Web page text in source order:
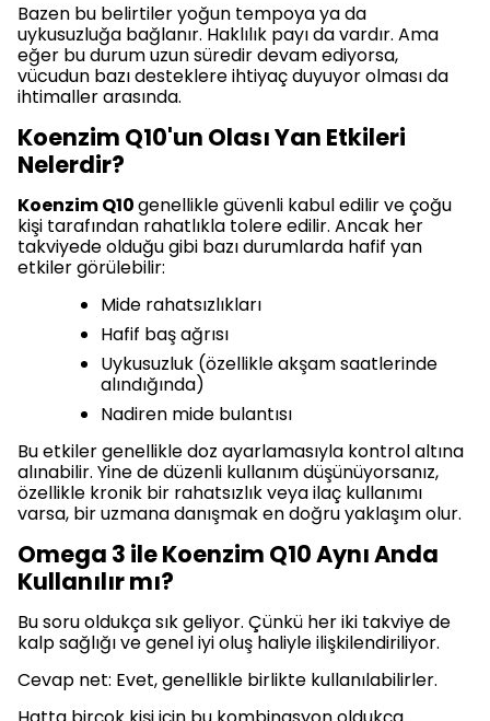
Bazen bu belirtiler yoğun tempoya ya da
uykusuzluğa bağlanır. Haklılık payı da vardır. Ama
eğer bu durum uzun süredir devam ediyorsa,
vücudun bazı desteklere ihtiyaç duyuyor olması da
ihtimaller arasında.
Koenzim Q10'un Olası Yan Etkileri
Nelerdir?
Koenzim Q10genellikle güvenli kabul edilir ve çoğu
kişi tarafından rahatlıkla tolere edilir. Ancak her
takviyede olduğu gibi bazı durumlarda hafif yan
etkiler görülebilir:
Mide rahatsızlıkları
Hafif baş ağrısı
Uykusuzluk (özellikle akşam saatlerinde
alındığında)
Nadiren mide bulantısı
Bu etkiler genellikle doz ayarlamasıyla kontrol altına
alınabilir. Yine de düzenli kullanım düşünüyorsanız,
özellikle kronik bir rahatsızlık veya ilaç kullanımı
varsa, bir uzmana danışmak en doğru yaklaşım olur.
Omega 3 ile Koenzim Q10 Aynı Anda
Kullanılır mı?
Bu soru oldukça sık geliyor. Çünkü her iki takviye de
kalp sağlığı ve genel iyi oluş haliyle ilişkilendiriliyor.
Cevap net: Evet, genellikle birlikte kullanılabilirler.